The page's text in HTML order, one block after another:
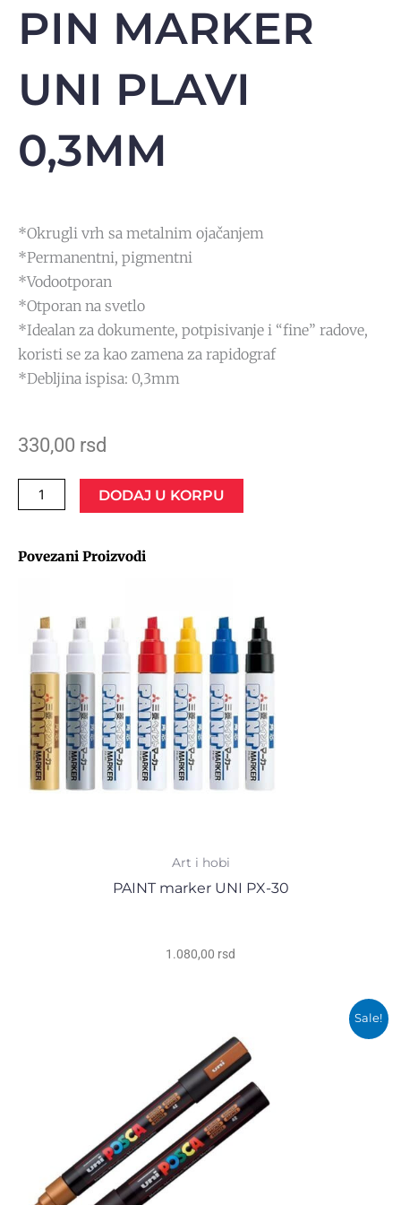
PIN MARKER
UNI PLAVI
0,3MM
*Okrugli vrh sa metalnim ojačanjem
*Permanentni, pigmentni
*Vodootporan
*Otporan na svetlo
*Idealan za dokumente, potpisivanje i “fine” radove,
koristi se za kao zamena za rapidograf
*Debljina ispisa: 0,3mm
330,00 rsd
PIN
MARKER
PLAVI
DODAJ U KORPU
Povezani Proizvodi
Art i hobi
PAINT marker UNI PX-30
1.080,00 rsd
Sale!
била:
590,00 rsd.